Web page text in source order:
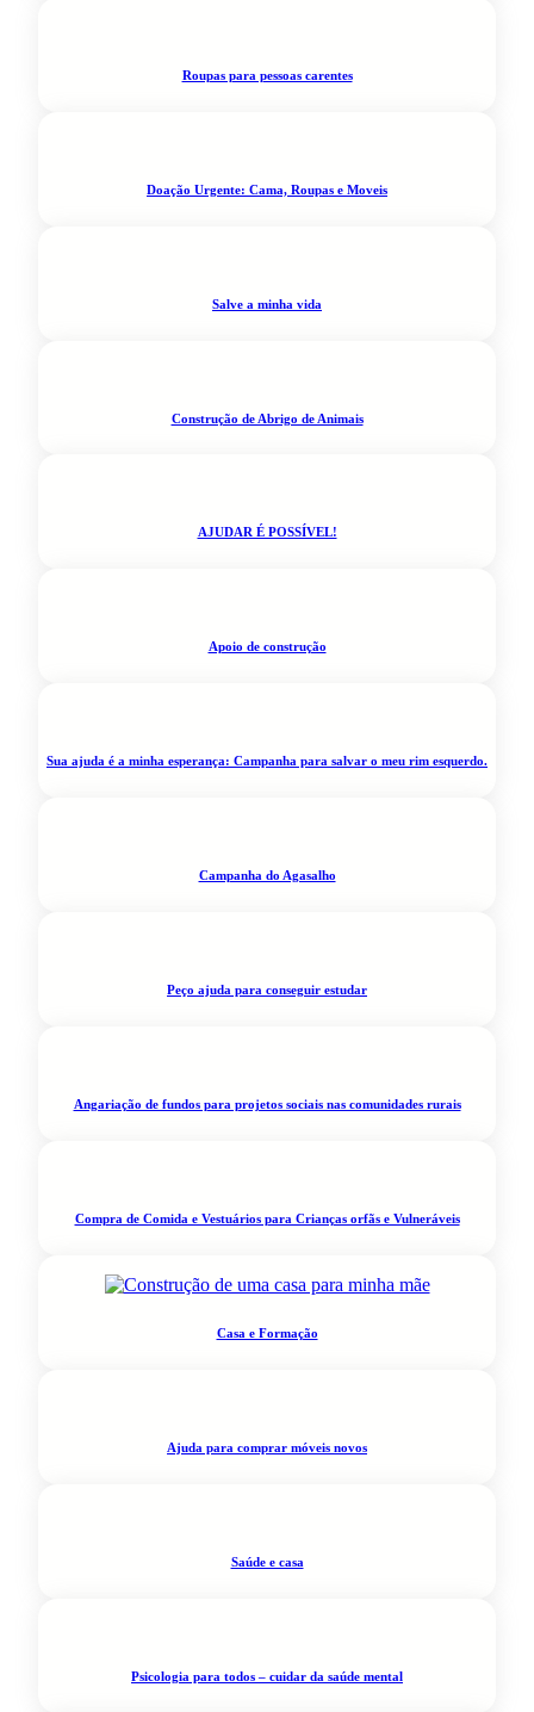
Roupas para pessoas carentes
Doação Urgente: Cama, Roupas e Moveis
Salve a minha vida
Construção de Abrigo de Animais
AJUDAR É POSSÍVEL!
Apoio de construção
Sua ajuda é a minha esperança: Campanha para salvar o meu rim esquerdo.
Campanha do Agasalho
Peço ajuda para conseguir estudar
Angariação de fundos para projetos sociais nas comunidades rurais
Compra de Comida e Vestuários para Crianças orfãs e Vulneráveis
Casa e Formação
Ajuda para comprar móveis novos
Saúde e casa
Psicologia para todos – cuidar da saúde mental